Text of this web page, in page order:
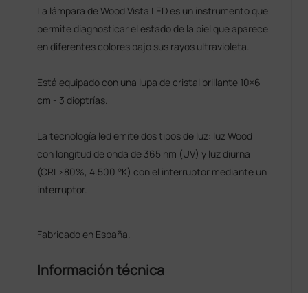
La lámpara de Wood Vista LED es un instrumento que
permite diagnosticar el estado de la piel que aparece
en diferentes colores bajo sus rayos ultravioleta.
Está equipado con una lupa de cristal brillante 10×6
cm - 3 dioptrías.
La tecnología led emite dos tipos de luz: luz Wood
con longitud de onda de 365 nm (UV) y luz diurna
(CRI >80%, 4.500 °K) con el interruptor mediante un
interruptor.
Fabricado en España.
Información técnica